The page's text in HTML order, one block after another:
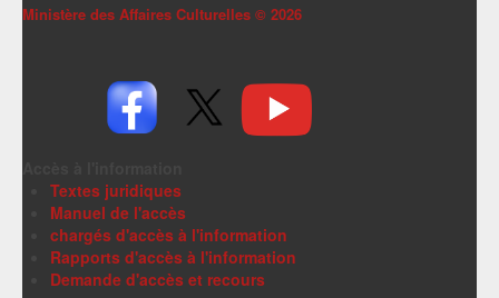
Ministère des Affaires Culturelles © 2026
Textes juridiques
Manuel de l'accès
chargés d'accès à l'information
Rapports d'accès à l'information
Demande d'accès et recours